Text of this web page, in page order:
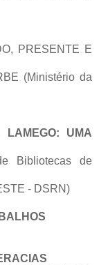
PRESENTE E
(Ministério da
UMA
Bibliotecas de
- DSRN)